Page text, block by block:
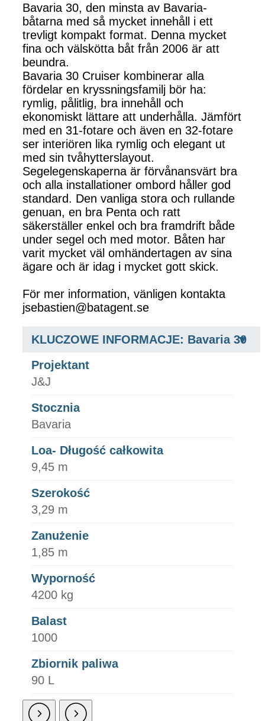
Bavaria 30, den minsta av Bavaria-
båtarna med så mycket innehåll i ett
trevligt kompakt format. Denna mycket
fina och välskötta båt från 2006 är att
beundra.
Bavaria 30 Cruiser kombinerar alla
fördelar en kryssningsfamilj bör ha:
rymlig, pålitlig, bra innehåll och
ekonomiskt lättare att underhålla. Jämfört
med en 31-fotare och även en 32-fotare
ser interiören lika rymlig och elegant ut
med sin tvåhytterslayout.
Segelegenskaperna är förvånansvärt bra
och alla installationer ombord håller god
standard. Den vanliga stora och rullande
genuan, en bra Penta och ratt
säkerställer enkel och bra framdrift både
under segel och med motor. Båten har
varit mycket väl omhändertagen av sina
ägare och är idag i mycket gott skick.
För mer information, vänligen kontakta
jsebastien@batagent.se
KLUCZOWE INFORMACJE: Bavaria 30
Projektant
J&J
Stocznia
Bavaria
Loa- Długość całkowita
9,45 m
Szerokość
3,29 m
Zanużenie
1,85 m
Wyporność
4200 kg
Balast
1000
Zbiornik paliwa
90 L